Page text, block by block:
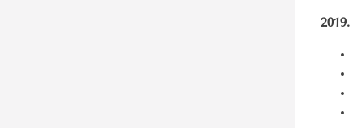
2019.